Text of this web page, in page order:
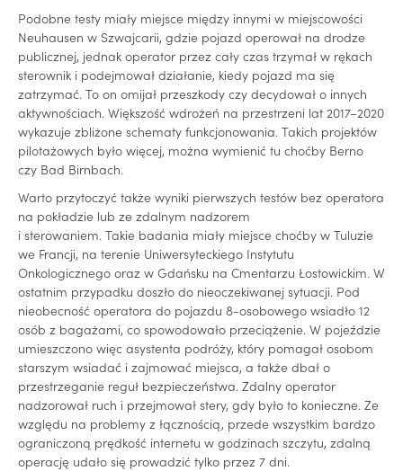
Podobne testy miały miejsce między innymi w miejscowości
Neuhausen w Szwajcarii, gdzie pojazd operował na drodze
publicznej, jednak operator przez cały czas trzymał w rękach
sterownik i podejmował działanie, kiedy pojazd ma się
zatrzymać. To on omijał przeszkody czy decydował o innych
aktywnościach. Większość wdrożeń na przestrzeni lat 2017–2020
wykazuje zbliżone schematy funkcjonowania. Takich projektów
pilotażowych było więcej, można wymienić tu choćby Berno
czy Bad Birnbach.
Warto przytoczyć także wyniki pierwszych testów bez operatora
na pokładzie lub ze zdalnym nadzorem
i sterowaniem. Takie badania miały miejsce choćby w Tuluzie
we Francji, na terenie Uniwersyteckiego Instytutu
Onkologicznego oraz w Gdańsku na Cmentarzu Łostowickim. W
ostatnim przypadku doszło do nieoczekiwanej sytuacji. Pod
nieobecność operatora do pojazdu 8-osobowego wsiadło 12
osób z bagażami, co spowodowało przeciążenie. W pojeździe
umieszczono więc asystenta podróży, który pomagał osobom
starszym wsiadać i zajmować miejsca, a także dbał o
przestrzeganie reguł bezpieczeństwa. Zdalny operator
nadzorował ruch i przejmował stery, gdy było to konieczne. Ze
względu na problemy z łącznością, przede wszystkim bardzo
ograniczoną prędkość internetu w godzinach szczytu, zdalną
operację udało się prowadzić tylko przez 7 dni.